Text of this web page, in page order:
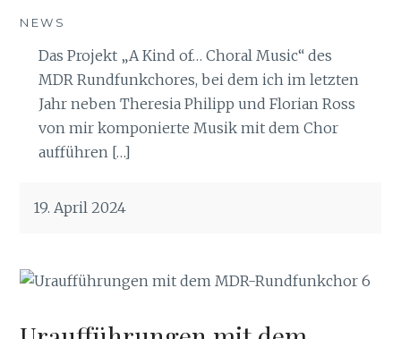
NEWS
Das Projekt „A Kind of… Choral Music“ des
MDR Rundfunkchores, bei dem ich im letzten
Jahr neben Theresia Philipp und Florian Ross
von mir komponierte Musik mit dem Chor
aufführen […]
19. April 2024